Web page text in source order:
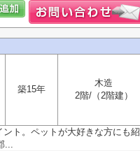
築15年
木造
2階/（2階建）
ト。ペットが大好きな方にも紹
...